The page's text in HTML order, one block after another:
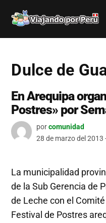
Dulce de
En Arequipa
Postres» por
porcomunidad
28 de marzo del 2013
La municipalidad
de la Sub Gerencia de
de Leche con el
Festival de Postres